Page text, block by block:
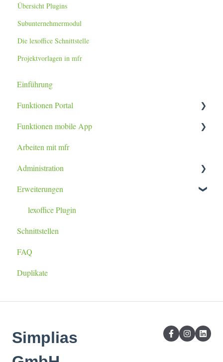
Übersicht Plugins
Subunternehmermodul
Die lexoffice Schnittstelle
Projektvorlagen in mfr
Einführung
Funktionen Portal
Aufträge
Einsatzplanung
Angebote
Rechnungsstellung
Projekte
Plugins
Funktionen mobile App
Tablet / Smartphone App
Arbeiten mit mfr
Administration
Datenimport
Berichtsanpassung
Erweiterungen
lexoffice Plugin
Schnittstellen
FAQ
Duplikate
Simplias